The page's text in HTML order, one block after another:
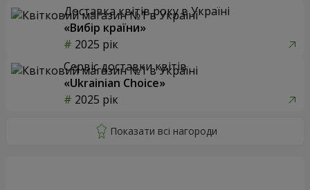
Доставка квітів року в Україні
«Вибір країни»
2025 рік
Сервіс доставки квітів
«Ukrainian Choice»
2025 рік